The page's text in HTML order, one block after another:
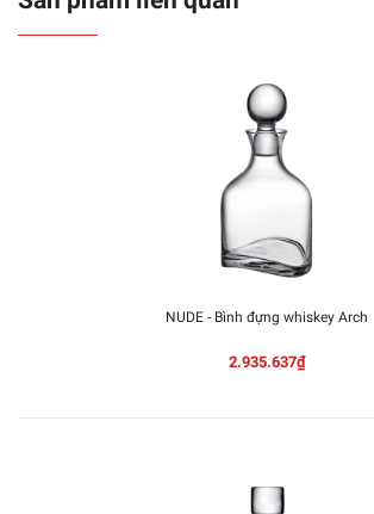
NUDE - Bình đựng whiskey Arch
2.935.637₫